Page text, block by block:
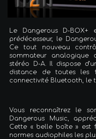
Le Dangerous D-
prédécesseur, le
Ce tout nouveau
sommateur analogique
stéréo D-A. Il dispose
distance de toutes les
connectivité Bluetooth, le
Vous reconnaîtrez le
Dangerous Music,
Cette « belle boîte » est
normes audiophiles les